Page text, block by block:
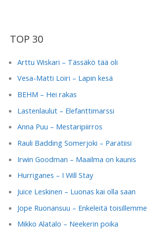
TOP 30
Arttu Wiskari – Tässäkö tää oli
Vesa-Matti Loiri – Lapin kesä
BEHM – Hei rakas
Lastenlaulut – Elefanttimarssi
Anna Puu – Mestaripiirros
Rauli Badding Somerjoki – Paratiisi
Irwin Goodman – Maailma on kaunis
Hurriganes – I Will Stay
Juice Leskinen – Luonas kai olla saan
Jope Ruonansuu – Enkeleitä toisillemme
Mikko Alatalo – Neekerin poika